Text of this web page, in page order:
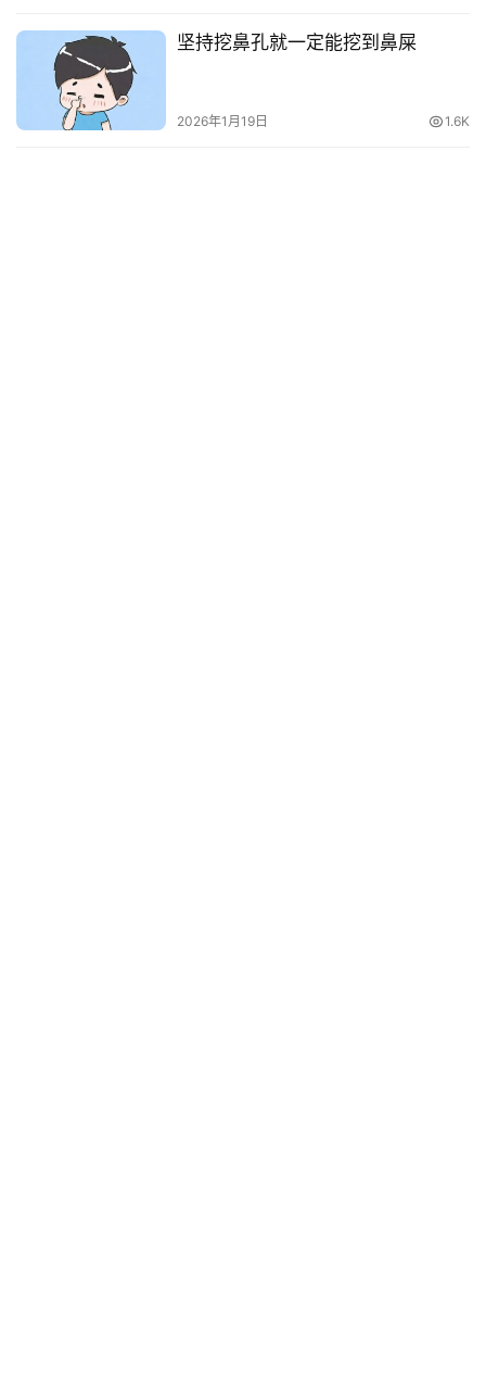
坚持挖鼻孔就一定能挖到鼻屎
2026年1月19日 1.6K